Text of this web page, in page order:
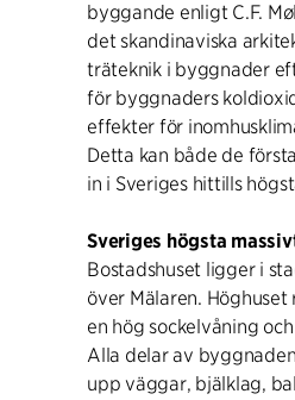
byggande enligt C.F.
det skandinaviska
träteknik i byggnader
för byggnaders
effekter för
Detta kan både de
in i Sveriges hittills
Sveriges högsta
Bostadshuset ligger i
över Mälaren.
en hög sockelvåning
Alla delar av
upp väggar, bjälklag,